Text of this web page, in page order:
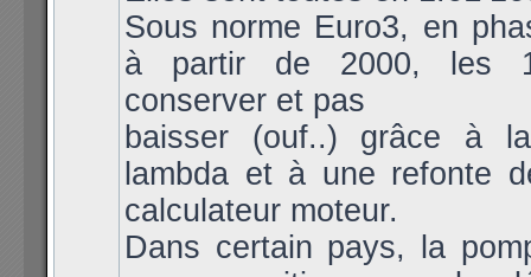
Sous norme Euro3, en
à partir de 2000, les
conserver et pas
baisser (ouf..) grâce à
lambda et à une refonte
calculateur moteur.
Dans certain pays, la